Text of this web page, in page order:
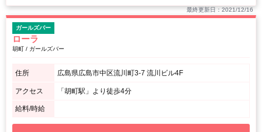
最終更新日：2021/12/16
ガールズバー
ローラ
胡町 / ガールズバー
住所 広島県広島市中区流川町3-7 流川ビル4F
アクセス 「胡町駅」より徒歩4分
給料/時給